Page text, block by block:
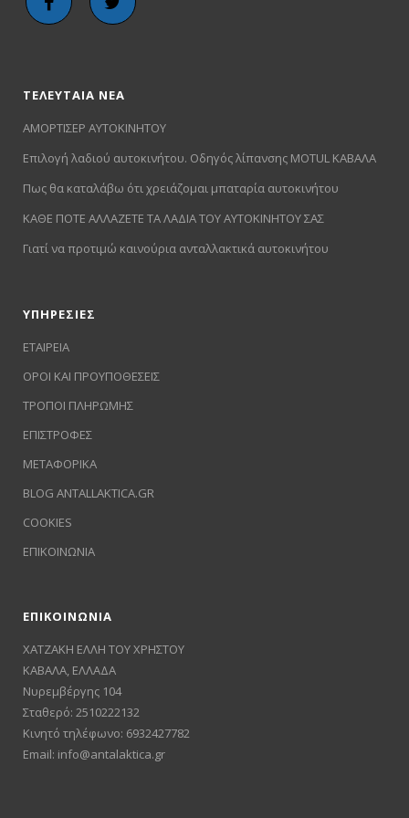
ΤΕΛΕΥΤΑΙΑ ΝΕΑ
ΑΜΟΡΤΙΣΕΡ ΑΥΤΟΚΙΝΗΤΟΥ
Επιλογή λαδιού αυτοκινήτου. Οδηγός λίπανσης MOTUL ΚΑΒΑΛΑ
Πως θα καταλάβω ότι χρειάζομαι μπαταρία αυτοκινήτου
ΚΑΘΕ ΠΟΤΕ ΑΛΛΑΖΕΤΕ ΤΑ ΛΑΔΙΑ ΤΟΥ ΑΥΤΟΚΙΝΗΤΟΥ ΣΑΣ
Γιατί να προτιμώ καινούρια ανταλλακτικά αυτοκινήτου
ΥΠΗΡΕΣΙΕΣ
ΕΤΑΙΡΕΙΑ
ΟΡΟΙ ΚΑΙ ΠΡΟΥΠΟΘΕΣΕΙΣ
ΤΡΟΠΟΙ ΠΛΗΡΩΜΗΣ
ΕΠΙΣΤΡΟΦΕΣ
ΜΕΤΑΦΟΡΙΚΑ
BLOG ANTALLAKTICA.GR
COOKIES
ΕΠΙΚΟΙΝΩΝΙΑ
ΕΠΙΚΟΙΝΩΝΙΑ
ΧΑΤΖΑΚΗ ΕΛΛΗ ΤΟΥ ΧΡΗΣΤΟΥ
ΚΑΒΑΛΑ, ΕΛΛΑΔΑ
Νυρεμβέργης 104
Σταθερό: 2510222132
Κινητό τηλέφωνο: 6932427782
Email: info@antalaktica.gr